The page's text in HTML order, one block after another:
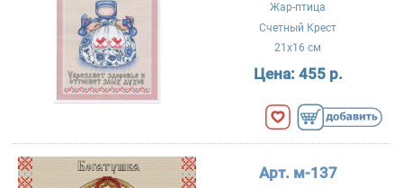
Жар-птица
Счетный Крест
21x16 см
Цена: 455 р.
Арт. м-137